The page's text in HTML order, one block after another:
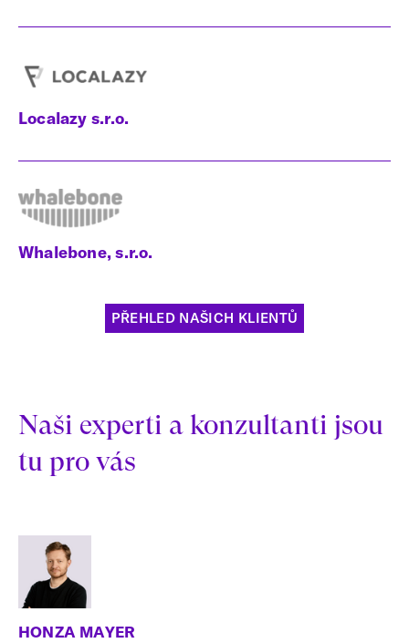
Localazy s.r.o.
Whalebone, s.r.o.
PŘEHLED NAŠICH KLIENTŮ
Naši experti a konzultanti jsou
tu pro vás
HONZA MAYER